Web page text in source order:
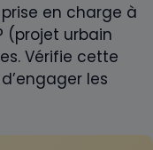
en charge à
(projet urbain
Vérifie cette
les